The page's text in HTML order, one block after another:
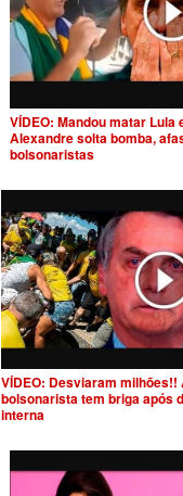
VÍDEO: Mandou matar Lula
Alexandre solta bomba,
bolsonaristas
VÍDEO: Desviaram
bolsonarista tem briga após
interna